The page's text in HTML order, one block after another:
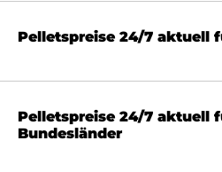
Pelletspreise 24/7 aktuell
Pelletspreise 24/7 aktuell
Bundesländer